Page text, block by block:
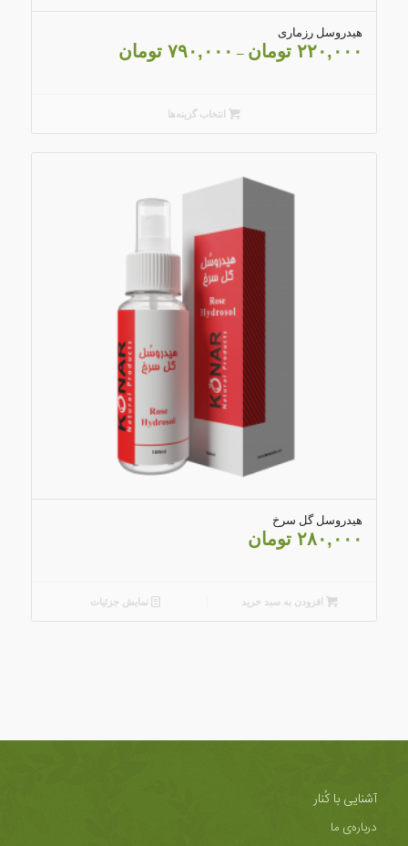
4.03
هیدروسل رزماری
۲۲۰,۰۰۰ تومان – ۷۹۰,۰۰۰ تومان
انتخاب گزینه‌ها
4.20
هیدروسل گل سرخ
۲۸۰,۰۰۰ تومان
افزودن به سبد خرید نمایش جزئیات
آشنایی با کُنار
درباره‌ی ما